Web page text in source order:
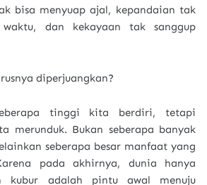
bisa menyuap ajal, kepandaian tak
dan kekayaan tak sanggup
diperjuangkan?
tinggi kita berdiri, tetapi
merunduk. Bukan seberapa banyak
seberapa besar manfaat yang
pada akhirnya, dunia hanya
kubur adalah pintu awal menuju